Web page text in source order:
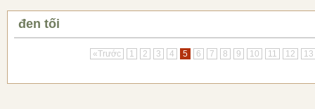
đen tối
«Trước 1 2 3 4 5 6 7 8 9 10 11 12 13